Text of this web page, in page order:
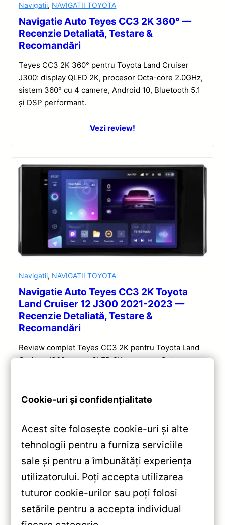
Navigatii, NAVIGATII TOYOTA
Navigatie Auto Teyes CC3 2K 360° —
Recenzie Detaliată, Testare &
Recomandări
Teyes CC3 2K 360° pentru Toyota Land Cruiser
J300: display QLED 2K, procesor Octa-core 2.0GHz,
sistem 360° cu 4 camere, Android 10, Bluetooth 5.1
și DSP performant.
Vezi review!
Navigatii, NAVIGATII TOYOTA
Navigatie Auto Teyes CC3 2K Toyota
Land Cruiser 12 J300 2021-2023 —
Recenzie Detaliată, Testare &
Recomandări
Review complet Teyes CC3 2K pentru Toyota Land
Cruiser J300: ecran QLED 2K, procesor Octa-core
«Navigație Auto MOSS M2
Mazda 6 2007-2012 4+64GB 9”
IPS Octa-core 1.6GHz, Android
Cookie-uri și confidențialitate
Acest site folosește cookie-uri și alte
tehnologii pentru a furniza serviciile
sale și pentru a îmbunătăți experiența
utilizatorului. Poți accepta utilizarea
tuturor cookie-urilor sau poți folosi
setările pentru a accepta individual